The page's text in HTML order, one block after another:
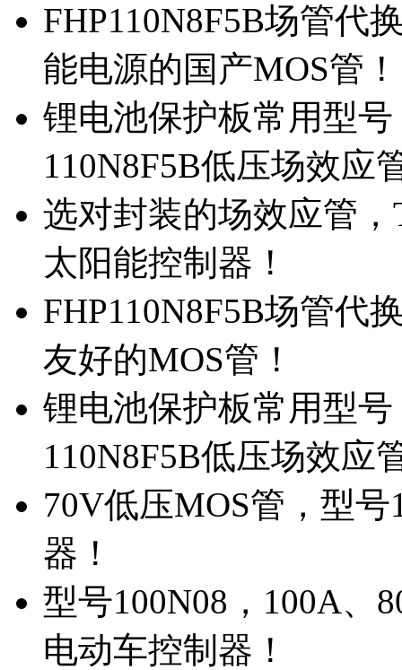
FHP110N8F5B场管代
能电源的国产MOS管！
锂电池保护板常用型
110N8F5B低压场效应
选对封装的场效应管
太阳能控制器！
FHP110N8F5B场管代
友好的MOS管！
锂电池保护板常用型
110N8F5B低压场效应
70V低压MOS管，型
器！
型号100N08，100A、
电动车控制器！